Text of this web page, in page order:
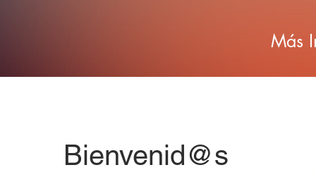
Más
Bienvenid@s